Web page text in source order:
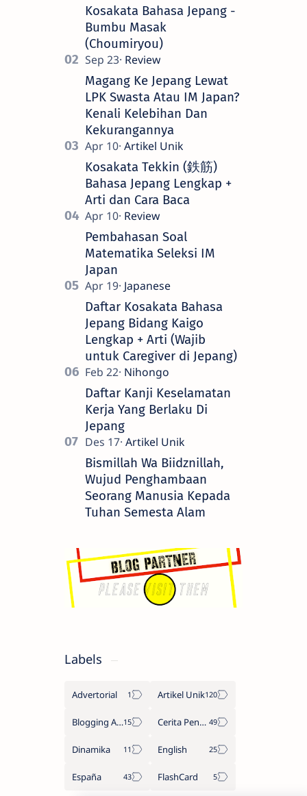
Kosakata Bahasa Jepang -
Bumbu Masak
(Choumiryou)
Magang Ke Jepang Lewat
LPK Swasta Atau IM Japan?
Kenali Kelebihan Dan
Kekurangannya
Kosakata Tekkin (鉄筋)
Bahasa Jepang Lengkap +
Arti dan Cara Baca
Pembahasan Soal
Matematika Seleksi IM
Japan
Daftar Kosakata Bahasa
Jepang Bidang Kaigo
Lengkap + Arti (Wajib
untuk Caregiver di Jepang)
Daftar Kanji Keselamatan
Kerja Yang Berlaku Di
Jepang
Bismillah Wa Biidznillah,
Wujud Penghambaan
Seorang Manusia Kepada
Tuhan Semesta Alam
Labels
Advertorial Artikel Unik
Blogging Adsense Cerita Penulis
Dinamika English
España FlashCard